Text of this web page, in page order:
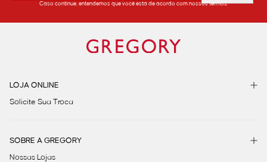
Caso continue, entendemos que você está de acordo com nossos termos.
LOJA ONLINE
Solicite Sua Troca
SOBRE A GREGORY
Nossas Lojas